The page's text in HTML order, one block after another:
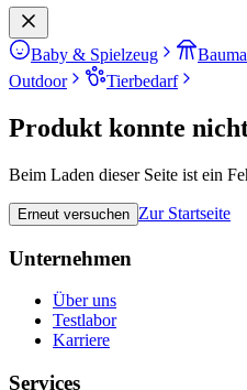
Baby & Spielzeug
Outdoor
Tierbedarf
Produkt konnte
Beim Laden dieser Seite ist ein
Erneut versuchen Zur Startseite
Unternehmen
Über uns
Testlabor
Karriere
Services